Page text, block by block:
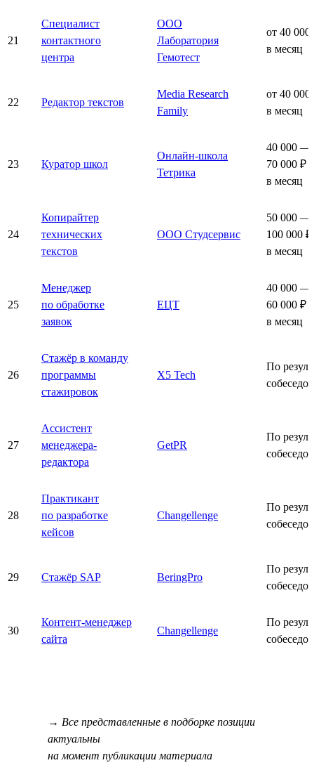
21
Специалист
контактного
центра
ООО
Лаборатория
Гемотест
от 40 000
в месяц
22 Редактор текстов
Media Research
Family
от 40 000
в месяц
23 Куратор школ
Онлайн-школа
Тетрика
40 000 —
70 000 ₽
в месяц
24
Копирайтер
технических
текстов
ООО Студсервис
50 000 —
100 000 ₽
в месяц
25
Менеджер
по обработке
заявок
ЕЦТ
40 000 —
60 000 ₽
в месяц
26
Стажёр в команду
программы
стажировок
X5 Tech
По
27
Ассистент
менеджера-
редактора
GetPR
По
28
Практикант
по разработке
кейсов
Changellenge
По
29 Стажёр SAP BeringPro
По
30
Контент-менеджер
сайта
Changellenge
По
→ Все представленные в подборке позиции
актуальны
на момент публикации материала